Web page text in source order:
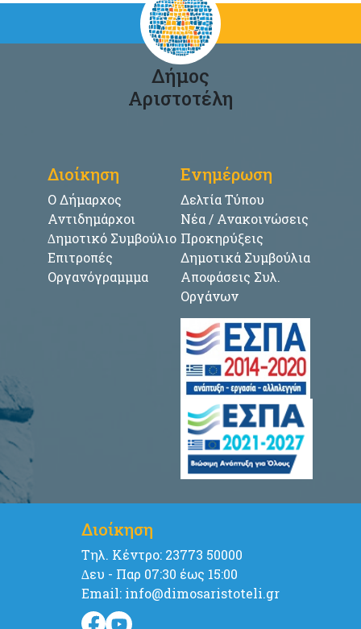
Δήμος
Αριστοτέλη
Διοίκηση
Ο Δήμαρχος
Αντιδημάρχοι
∆ημοτικό Συμβούλιο
Επιτροπές
Οργανόγραμμμα
Ενημέρωση
Δελτία Τύπου
Νέα / Ανακοινώσεις
Προκηρύξεις
Δημοτικά Συμβούλια
Αποφάσεις Συλ.
Οργάνων
Διοίκηση
Tηλ. Κέντρο: 23773 50000
∆ευ - Παρ 07:30 έως 15:00
Email: info@dimosaristoteli.gr